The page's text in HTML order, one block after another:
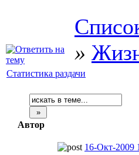
»
Статистика раздачи
Автор
16-Окт-2009